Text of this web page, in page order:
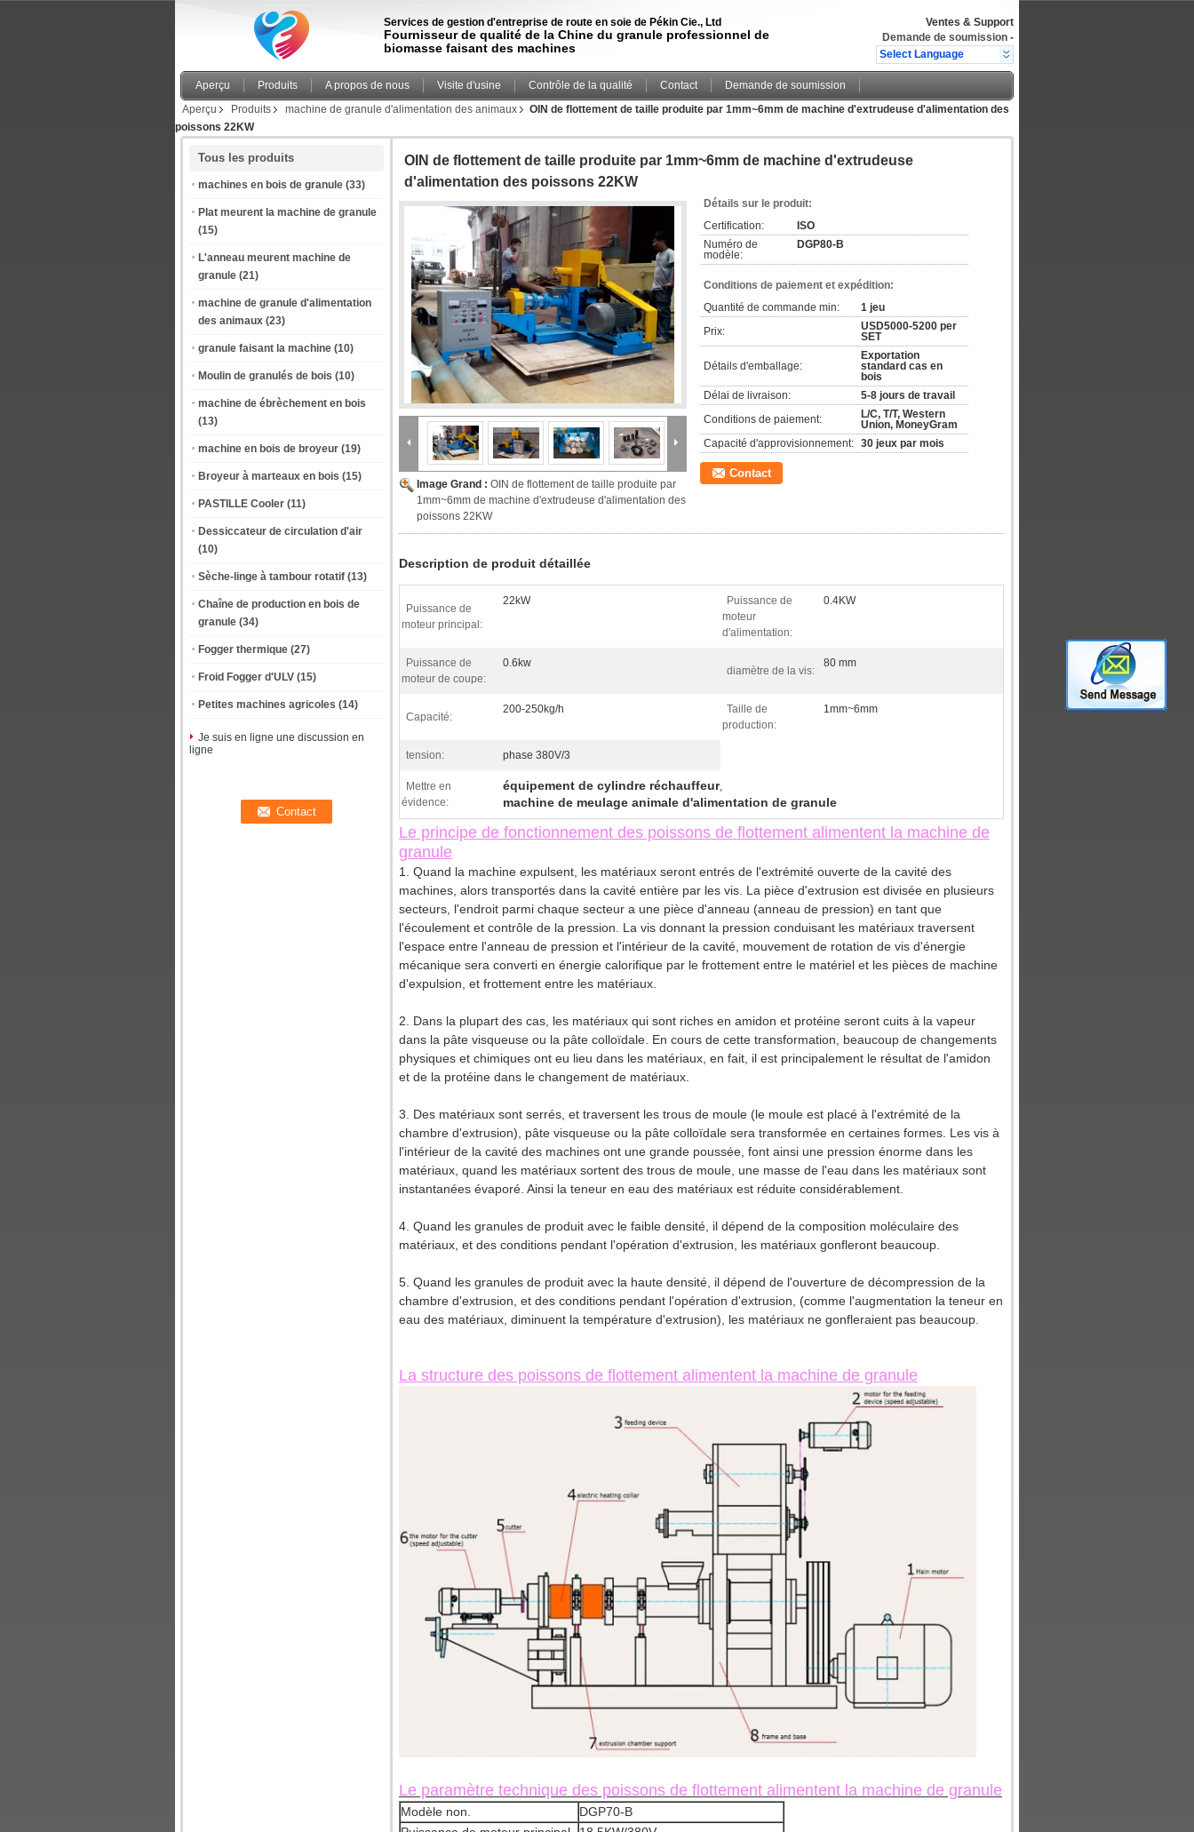
Services de gestion d'entreprise de route en soie de Pékin Cie., Ltd
Fournisseur de qualité de la Chine du granule professionnel de
biomasse faisant des machines
Ventes & Support
Demande de soumission -
Select Language
Aperçu Produits A propos de nous Visite d'usine Contrôle de la qualité Contact
Demande de soumission
Aperçu
Produits machine de granule d'alimentation des animaux
OIN de flottement de taille produite par 1mm~6mm de machine d'extrudeuse d'alimentation des
poissons 22KW
Tous les produits
machines en bois de granule (33)
Plat meurent la machine de granule
(15)
L'anneau meurent machine de
granule (21)
machine de granule d'alimentation
des animaux (23)
granule faisant la machine (10)
Moulin de granulés de bois (10)
machine de ébrèchement en bois
(13)
machine en bois de broyeur (19)
Broyeur à marteaux en bois (15)
PASTILLE Cooler (11)
Dessiccateur de circulation d'air
(10)
Sèche-linge à tambour rotatif (13)
Chaîne de production en bois de
granule (34)
Fogger thermique (27)
Froid Fogger d'ULV (15)
Petites machines agricoles (14)
Je suis en ligne une discussion en
ligne
OIN de flottement de taille produite par 1mm~6mm de machine d'extrudeuse
d'alimentation des poissons 22KW
Image Grand : OIN de flottement de taille produite par
1mm~6mm de machine d'extrudeuse d'alimentation des
poissons 22KW
Détails sur le produit:
Certification:
ISO
Numéro de
modèle:
DGP80-B
Conditions de paiement et expédition:
Quantité de commande min:
1 jeu
Prix:
USD5000-5200 per
SET
Détails d'emballage:
Exportation
standard cas en
bois
Délai de livraison:
5-8 jours de travail
Conditions de paiement:
L/C, T/T, Western
Union, MoneyGram
Capacité d'approvisionnement: 30 jeux par mois
Contact
Description de produit détaillée
Puissance de
moteur principal:
22kW
Puissance de
moteur
d'alimentation:
0.4KW
Puissance de
moteur de coupe:
0.6kw
diamètre de la vis:
80 mm
Capacité:
200-250kg/h
Taille de
production:
1mm~6mm
tension: phase 380V/3
Mettre en
évidence:
équipement de cylindre réchauffeur,
machine de meulage animale d'alimentation de granule
Le principe de fonctionnement des poissons de flottement alimentent la machine de
granule
1. Quand la machine expulsent, les matériaux seront entrés de l'extrémité ouverte de la cavité des
machines, alors transportés dans la cavité entière par les vis. La pièce d'extrusion est divisée en plusieurs
secteurs, l'endroit parmi chaque secteur a une pièce d'anneau (anneau de pression) en tant que
l'écoulement et contrôle de la pression. La vis donnant la pression conduisant les matériaux traversent
l'espace entre l'anneau de pression et l'intérieur de la cavité, mouvement de rotation de vis d'énergie
mécanique sera converti en énergie calorifique par le frottement entre le matériel et les pièces de machine
d'expulsion, et frottement entre les matériaux.
2. Dans la plupart des cas, les matériaux qui sont riches en amidon et protéine seront cuits à la vapeur
dans la pâte visqueuse ou la pâte colloïdale. En cours de cette transformation, beaucoup de changements
physiques et chimiques ont eu lieu dans les matériaux, en fait, il est principalement le résultat de l'amidon
et de la protéine dans le changement de matériaux.
3. Des matériaux sont serrés, et traversent les trous de moule (le moule est placé à l'extrémité de la
chambre d'extrusion), pâte visqueuse ou la pâte colloïdale sera transformée en certaines formes. Les vis à
l'intérieur de la cavité des machines ont une grande poussée, font ainsi une pression énorme dans les
matériaux, quand les matériaux sortent des trous de moule, une masse de l'eau dans les matériaux sont
instantanées évaporé. Ainsi la teneur en eau des matériaux est réduite considérablement.
4. Quand les granules de produit avec le faible densité, il dépend de la composition moléculaire des
matériaux, et des conditions pendant l'opération d'extrusion, les matériaux gonfleront beaucoup.
5. Quand les granules de produit avec la haute densité, il dépend de l'ouverture de décompression de la
chambre d'extrusion, et des conditions pendant l'opération d'extrusion, (comme l'augmentation la teneur en
eau des matériaux, diminuent la température d'extrusion), les matériaux ne gonfleraient pas beaucoup.
La structure des poissons de flottement alimentent la machine de granule
Le paramètre technique des poissons de flottement alimentent la machine de granule
Modèle non.
DGP70-B